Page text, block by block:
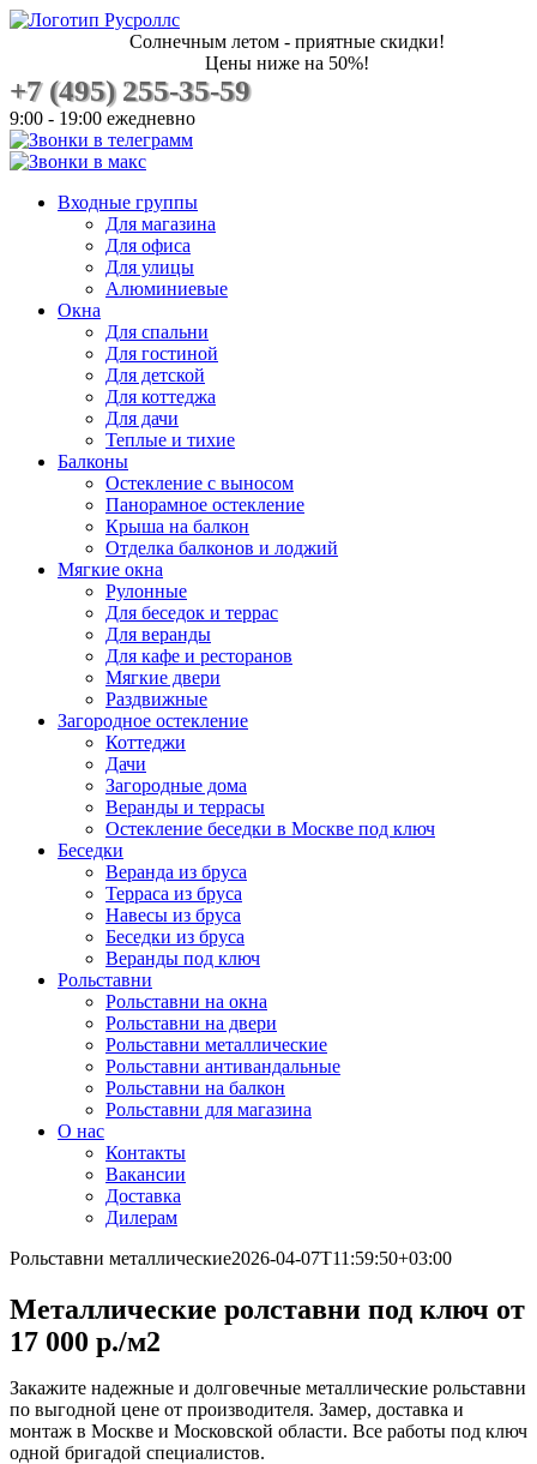
Солнечным летом - приятные скидки!
Цены ниже на 50%!
+7 (495) 255-35-59
9:00 - 19:00 ежедневно
Входные группы
Для магазина
Для офиса
Для улицы
Алюминиевые
Окна
Для спальни
Для гостиной
Для детской
Для коттеджа
Для дачи
Теплые и тихие
Балконы
Остекление с выносом
Панорамное остекление
Крыша на балкон
Отделка балконов и лоджий
Мягкие окна
Рулонные
Для беседок и террас
Для веранды
Для кафе и ресторанов
Мягкие двери
Раздвижные
Загородное остекление
Коттеджи
Дачи
Загородные дома
Веранды и террасы
Остекление беседки в Москве под ключ
Беседки
Веранда из бруса
Терраса из бруса
Навесы из бруса
Беседки из бруса
Веранды под ключ
Рольставни
Рольставни на окна
Рольставни на двери
Рольставни металлические
Рольставни антивандальные
Рольставни на балкон
Рольставни для магазина
О нас
Контакты
Вакансии
Доставка
Дилерам
Рольставни металлические2026-04-07T11:59:50+03:00
Металлические ролставни под ключ от
17 000 р./м2
Закажите надежные и долговечные металлические рольставни
по выгодной цене от производителя. Замер, доставка и
монтаж в Москве и Московской области. Все работы под ключ
одной бригадой специалистов.